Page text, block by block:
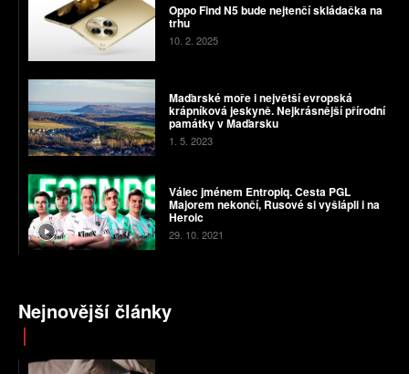
Oppo Find N5 bude nejtenčí skládačka na
trhu
10. 2. 2025
Maďarské moře i největší evropská
krápníková jeskyně. Nejkrásnější přírodní
památky v Maďarsku
1. 5. 2023
Válec jménem Entropiq. Cesta PGL
Majorem nekončí, Rusové si vyšlápli i na
Heroic
29. 10. 2021
Nejnovější články